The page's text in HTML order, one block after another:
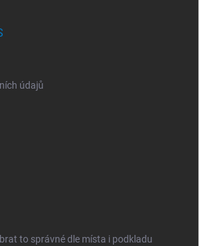
údajů
to správné dle místa i podkladu